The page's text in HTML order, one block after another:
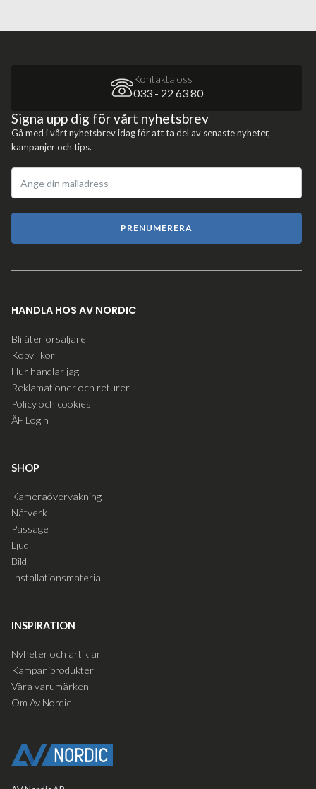
Kontakta oss
033 - 22 63 80
Signa upp dig för vårt nyhetsbrev
Gå med i vårt nyhetsbrev idag för att ta del av senaste nyheter,
kampanjer och tips.
PRENUMERERA
HANDLA HOS AV NORDIC
Bli återförsäljare
Köpvillkor
Hur handlar jag
Reklamationer och returer
Policy och cookies
ÅF Login
SHOP
Kameraövervakning
Nätverk
Passage
Ljud
Bild
Installationsmaterial
INSPIRATION
Nyheter och artiklar
Kampanjprodukter
Våra varumärken
Om Av Nordic